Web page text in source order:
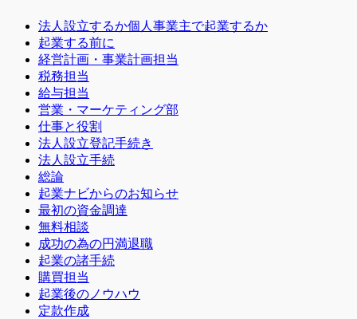
法人設立するか個人事業主で起業するか
起業する前に
経営計画・事業計画担当
税務担当
給与担当
営業・マーケティング部
仕事と役割
法人設立登記手続き
法人設立手続
総論
起業ナビからのお知らせ
最初の資金調達
無料相談
成功の為の円満退職
起業の諸手続
購買担当
起業後のノウハウ
定款作成